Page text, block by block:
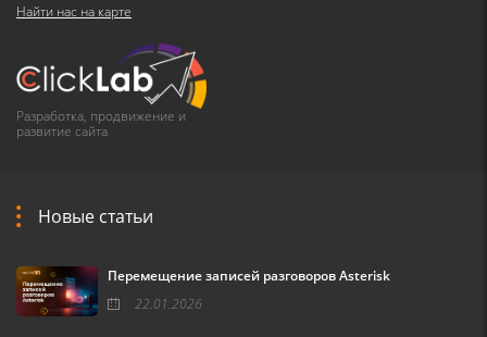
Найти нас на карте
Разработка, продвижение и
развитие сайта
Новые статьи
Перемещение записей разговоров Asterisk
22.01.2026